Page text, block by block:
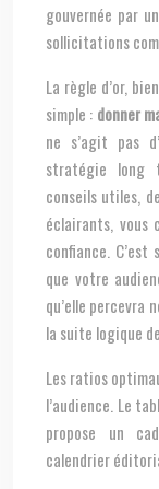
gouvernée par
sollicitations
La règle d’or,
simple : donner
ne s’agit pas
stratégie long
conseils utiles,
éclairants,
confiance.
que votre
qu’elle percevra
la suite logique
Les ratios
l’audience. Le
propose un
calendrier